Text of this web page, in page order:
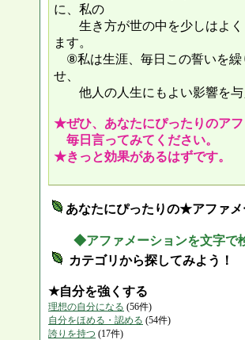
に、私の
生き方が世の中を少しはよく
ます。
⑧私は生涯、毎日この誓いを繰
せ、
他人の人生にもよい影響
★ぜひ、あなたにぴったりのア
毎日言ってみてください。
★きっと効果があるはずです。
あなたにぴったりの★アファ
◆アファメーションを文字で
カテゴリから探してみよう！
★自分を強くする
理想の自分になる (56件)
自分をほめる・認める (54件)
誇りを持つ (17件)